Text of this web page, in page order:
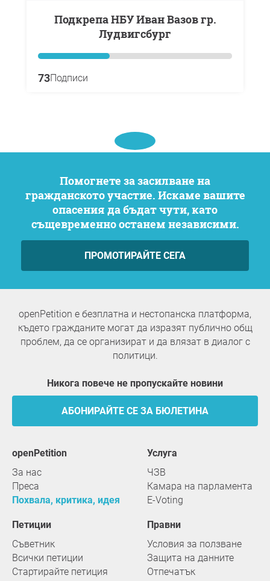
Подкрепа НБУ Иван Вазов гр.
Лудвигсбург
73Подписи
Помогнете за засилване на
гражданското участие. Искаме вашите
опасения да бъдат чути, като
същевременно останем независими.
ПРОМОТИРАЙТЕ СЕГА
openPetition е безплатна и нестопанска платформа,
където гражданите могат да изразят публично общ
проблем, да се организират и да влязат в диалог с
политици.
Никога повече не пропускайте новини
АБОНИРАЙТЕ СЕ ЗА БЮЛЕТИНА
openPetition
За нас
Преса
Похвала, критика, идея
услуга
ЧЗВ
Камара на парламента
E-Voting
Петиции
Съветник
Всички петиции
Стартирайте петиция
Правни
Условия за ползване
Защита на данните
Отпечатък